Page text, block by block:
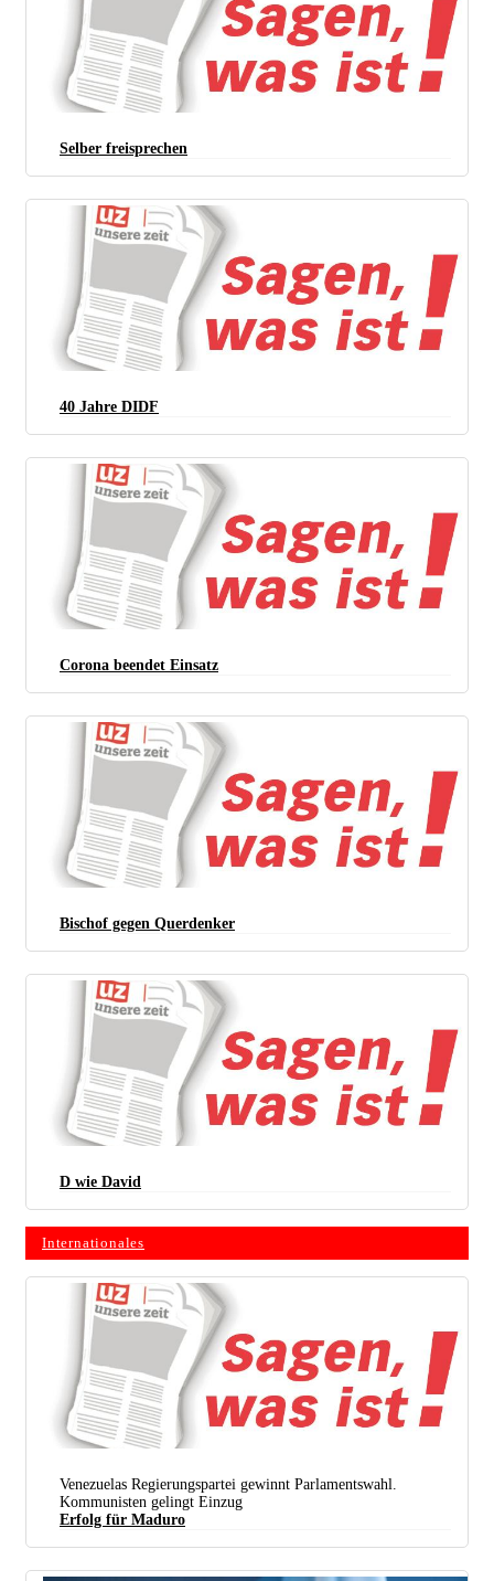
Selber freisprechen
40 Jahre DIDF
Corona beendet Einsatz
Bischof gegen Querdenker
D wie David
Internationales
Venezuelas Regierungspartei gewinnt Parlamentswahl.
Kommunisten gelingt Einzug
Erfolg für Maduro